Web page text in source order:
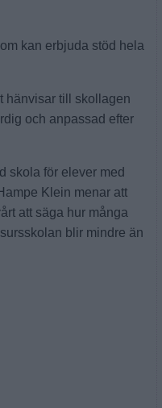
kan erbjuda stöd hela
hänvisar till skollagen
och anpassad efter
skola för elever med
Klein menar att
att säga hur många
blir mindre än